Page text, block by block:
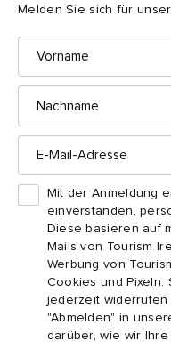
Melden Sie sich für
Vorname
Nachname
E-
Mail-
Mit der Anmeldung
einverstanden,
Diese basieren auf
Mails von Tourism
Werbung von
Cookies und Pixeln.
jederzeit widerrufen
"Abmelden" in
darüber, wie wir
Wild
Planen Sie
vorgeplanten
Dörfern in der
Donegal mit seinen
führen.